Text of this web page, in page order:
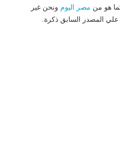
هو من مصر اليوم ونحن غير
المصدر السابق ذكرة.